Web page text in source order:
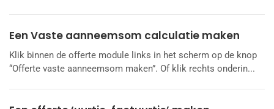
Een Vaste aanneemsom calculatie maken
Klik binnen de offerte module links in het scherm op de knop
“Offerte vaste aanneemsom maken”. Of klik rechts onderin...